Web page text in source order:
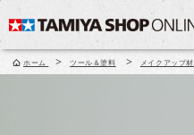
ホーム > ツール＆塗料 > メイクアップ材